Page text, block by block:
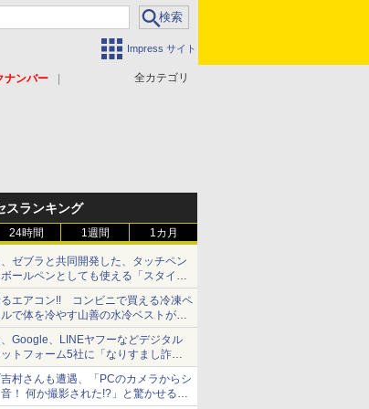
Impress サイト
全カテゴリ
ナンバー
スランキング
24時間 1週間 1カ月
ゼブラと共同開発した、タッチペン
ールペンとしても使える「スタイラ
イ」発売 iPadにも紙にも、持ち替
込める
るエアコン!! コンビニで買える冷凍ペ
で体を冷やす山善の水冷ベストがロ
にちょうどいい【ぼっち・ざ・ろー
】【空いた時間でなにしてる？】
Google、LINEヤフーなどデジタル
トフォーム5社に「なりすまし詐欺
強化を要請 著名人の写真や映像を
詐欺などへの対策として
村さんも遭遇、「PCのカメラからシ
！ 何か撮影された!?」と驚かせる手